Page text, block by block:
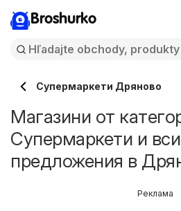
Broshurko
Супермаркети Дряново
Магазини от
Супермаркети и
предложения в
Реклама